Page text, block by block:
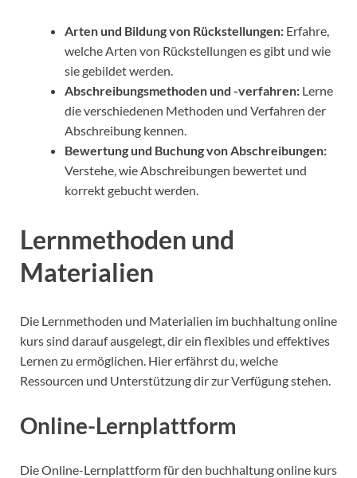
Arten und Bildung von Rückstellungen: Erfahre,
welche Arten von Rückstellungen es gibt und wie
sie gebildet werden.
Abschreibungsmethoden und -verfahren: Lerne
die verschiedenen Methoden und Verfahren der
Abschreibung kennen.
Bewertung und Buchung von Abschreibungen:
Verstehe, wie Abschreibungen bewertet und
korrekt gebucht werden.
Lernmethoden und
Materialien
Die Lernmethoden und Materialien im buchhaltung online
kurs sind darauf ausgelegt, dir ein flexibles und effektives
Lernen zu ermöglichen. Hier erfährst du, welche
Ressourcen und Unterstützung dir zur Verfügung stehen.
Online-Lernplattform
Die Online-Lernplattform für den buchhaltung online kurs